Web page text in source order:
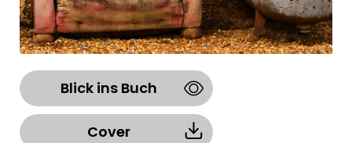
Blick ins Buch
Cover